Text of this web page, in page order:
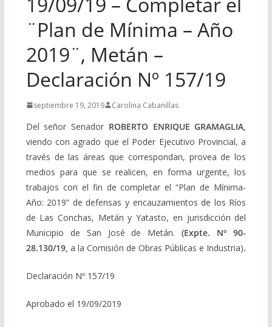
¨Plan de Mínima – Año
2019¨, Metán –
Declaración Nº 157/19
septiembre 19, 2019 Carolina Cabanillas
Del señor Senador ROBERTO ENRIQUE GRAMAGLIA,
viendo con agrado que el Poder Ejecutivo Provincial, a
través de las áreas que correspondan, provea de los
medios para que se realicen, en forma urgente, los
trabajos con el fin de completar el “Plan de Mínima-
Año: 2019” de defensas y encauzamientos de los Ríos
de Las Conchas, Metán y Yatasto, en jurisdicción del
Municipio de San José de Metán.(Expte. Nº 90-
28.130/19, a la Comisión de Obras Públicas e Industria).
Declaración Nº 157/19
Aprobado el 19/09/2019